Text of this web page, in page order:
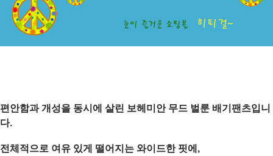
편안함과 개성을 동시에 살린 보헤미안 무드 벌룬 배기팬츠입니
다.
전체적으로 여유 있게 떨어지는 와이드한 핏에,